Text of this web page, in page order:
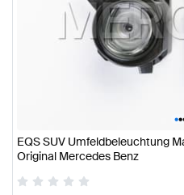
••
EQS SUV Umfeldbeleuchtung
Original Mercedes Benz